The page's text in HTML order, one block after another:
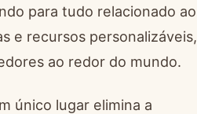
para tudo relacionado ao
e recursos personalizáveis,
ao redor do mundo.
único lugar elimina a